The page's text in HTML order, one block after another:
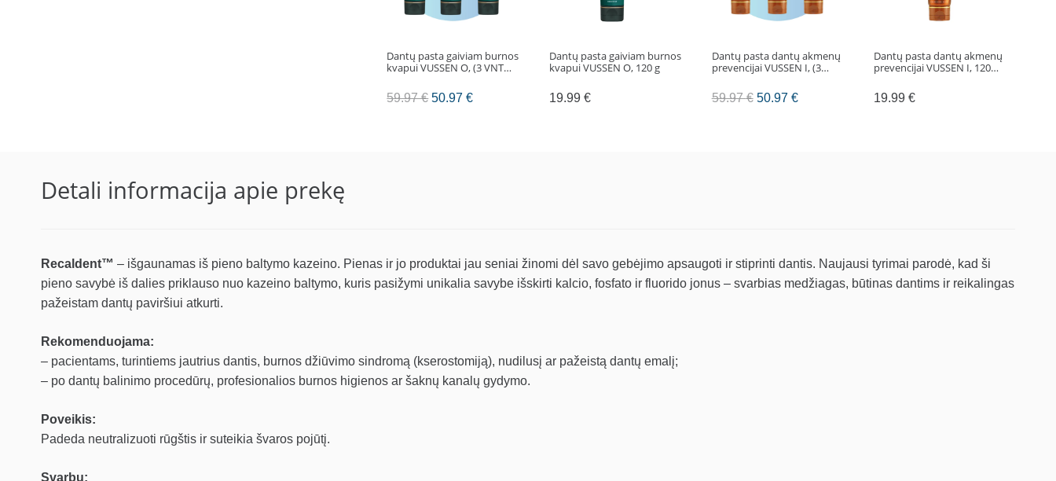
Dantų pasta gaiviam burnos
kvapui VUSSEN O, (3 VNT…
59.97€ Original
50.97€Current
Dantų pasta gaiviam burnos
kvapui VUSSEN O, 120 g
19.99 €
Dantų pasta dantų akmenų
prevencijai VUSSEN I, (3…
59.97€ Original
50.97 €Current
Dantų pasta dantų akmenų
prevencijai VUSSEN I, 120…
19.99€
Detali informacija apie prekę
Recaldent™ – išgaunamas iš pieno baltymo kazeino. Pienas ir jo produktai jau seniai žinomi dėl savo gebėjimo apsaugoti ir stiprinti dantis. Naujausi tyrimai parodė, kad ši
pieno savybė iš dalies priklauso nuo kazeino baltymo, kuris pasižymi unikalia savybe išskirti kalcio, fosfato ir fluorido jonus – svarbias medžiagas, būtinas dantims ir reikalingas
pažeistam dantų paviršiui atkurti.
Rekomenduojama:
– pacientams, turintiems jautrius dantis, burnos džiūvimo sindromą (kserostomiją), nudilusį ar pažeistą dantų emalį;
– po dantų balinimo procedūrų, profesionalios burnos higienos ar šaknų kanalų gydymo.
Poveikis:
Padeda neutralizuoti rūgštis ir suteikia švaros pojūtį.
Svarbu: